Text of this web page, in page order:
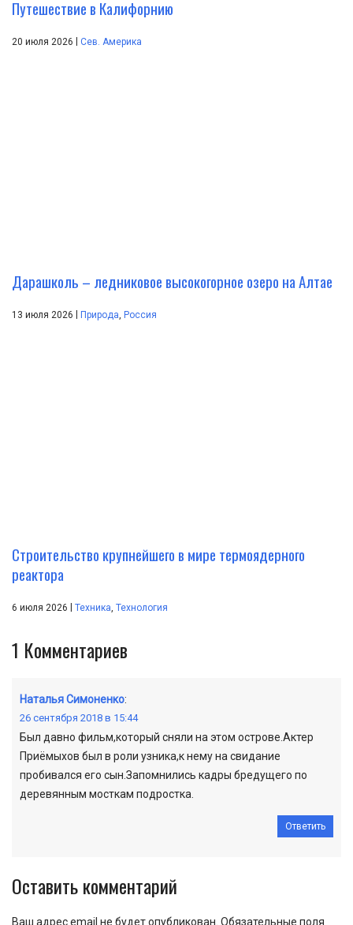
Путешествие в Калифорнию
20 июля 2026 Сев. Америка
Дарашколь – ледниковое высокогорное озеро на Алтае
13 июля 2026 | Природа Россия
Строительство крупнейшего в мире термоядерного
реактора
6 июля 2026 | Техника Технология
1 Комментариев
Наталья Симоненко:
26 сентября 2018 в 15:44
Был давно фильм,который сняли на этом острове.Актер
Приёмыхов был в роли узника,к нему на свидание
пробивался его сын.Запомнились кадры бредущего по
деревянным мосткам подростка.
Ответить
Оставить комментарий
Ваш адрес email не будет опубликован. Обязательные поля